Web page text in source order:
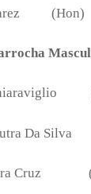
(Hon)
Da Silva
Cruz